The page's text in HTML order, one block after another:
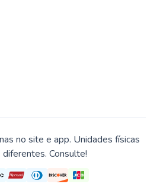
no site e app. Unidades físicas
Consulte!